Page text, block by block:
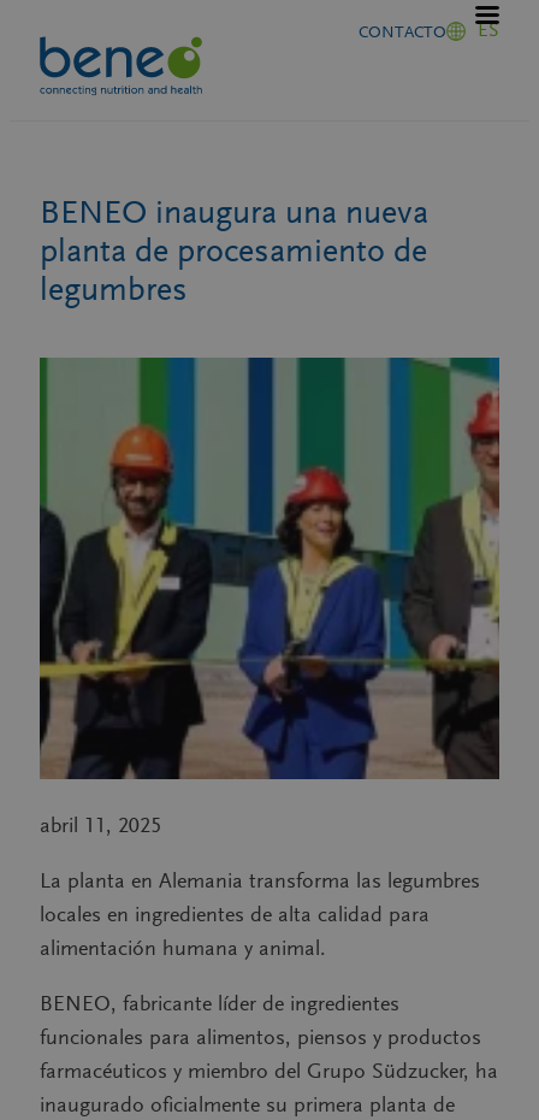
contenido
CONTACTO ES
BENEO inaugura una nueva
planta de procesamiento de
legumbres
abril 11, 2025
La planta en Alemania transforma las legumbres
locales en ingredientes de alta calidad para
alimentación humana y animal.
BENEO, fabricante líder de ingredientes
funcionales para alimentos, piensos y productos
farmacéuticos y miembro del Grupo Südzucker, ha
inaugurado oficialmente su primera planta de